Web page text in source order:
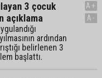
3 çocuk
açıklama
ardından
belirlenen 3
başlattı.
A+
A-